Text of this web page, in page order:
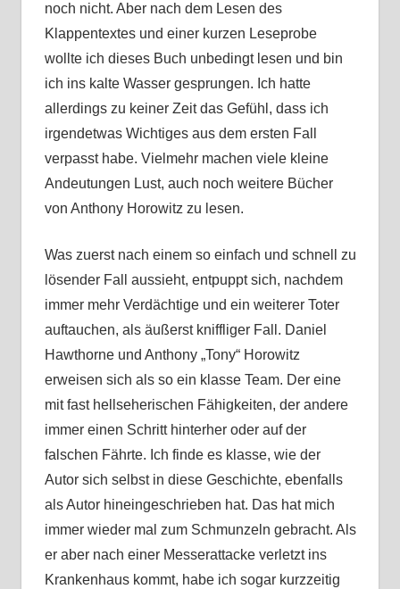
noch nicht. Aber nach dem Lesen des
Klappentextes und einer kurzen Leseprobe
wollte ich dieses Buch unbedingt lesen und bin
ich ins kalte Wasser gesprungen. Ich hatte
allerdings zu keiner Zeit das Gefühl, dass ich
irgendetwas Wichtiges aus dem ersten Fall
verpasst habe. Vielmehr machen viele kleine
Andeutungen Lust, auch noch weitere Bücher
von Anthony Horowitz zu lesen.
Was zuerst nach einem so einfach und schnell zu
lösender Fall aussieht, entpuppt sich, nachdem
immer mehr Verdächtige und ein weiterer Toter
auftauchen, als äußerst kniffliger Fall. Daniel
Hawthorne und Anthony „Tony“ Horowitz
erweisen sich als so ein klasse Team. Der eine
mit fast hellseherischen Fähigkeiten, der andere
immer einen Schritt hinterher oder auf der
falschen Fährte. Ich finde es klasse, wie der
Autor sich selbst in diese Geschichte, ebenfalls
als Autor hineingeschrieben hat. Das hat mich
immer wieder mal zum Schmunzeln gebracht. Als
er aber nach einer Messerattacke verletzt ins
Krankenhaus kommt, habe ich sogar kurzzeitig